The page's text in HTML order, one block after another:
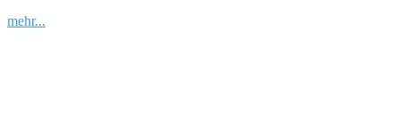
mehr...